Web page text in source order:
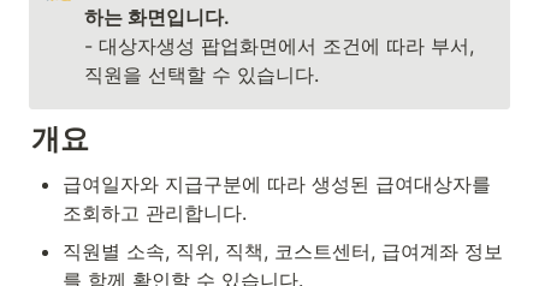
- 대상자생성 팝업화면에서 조건에 따라 부서,
직원을 선택할 수 있습니다.
개요
급여일자와 지급구분에 따라 생성된 급여대상자를
조회하고 관리합니다.
직원별 소속, 직위, 직책, 코스트센터, 급여계좌 정보
를 함께 확인할 수 있습니다.